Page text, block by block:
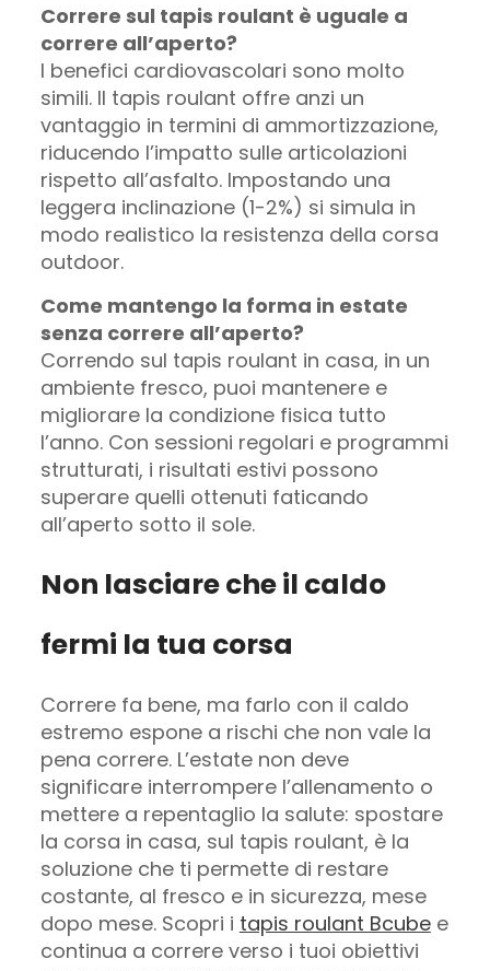
Correre sul tapis roulant è uguale a
correre all’aperto?
I benefici cardiovascolari sono molto
simili. Il tapis roulant offre anzi un
vantaggio in termini di ammortizzazione,
riducendo l’impatto sulle articolazioni
rispetto all’asfalto. Impostando una
leggera inclinazione (1-2%) si simula in
modo realistico la resistenza della corsa
outdoor.
Come mantengo la forma in estate
senza correre all’aperto?
Correndo sul tapis roulant in casa, in un
ambiente fresco, puoi mantenere e
migliorare la condizione fisica tutto
l’anno. Con sessioni regolari e programmi
strutturati, i risultati estivi possono
superare quelli ottenuti faticando
all’aperto sotto il sole.
Non lasciare che il caldo
fermi la tua corsa
Correre fa bene, ma farlo con il caldo
estremo espone a rischi che non vale la
pena correre. L’estate non deve
significare interrompere l’allenamento o
mettere a repentaglio la salute: spostare
la corsa in casa, sul tapis roulant, è la
soluzione che ti permette di restare
costante, al fresco e in sicurezza, mese
dopo mese. Scopri i tapis roulant Bcubee
continua a correre verso i tuoi obiettivi